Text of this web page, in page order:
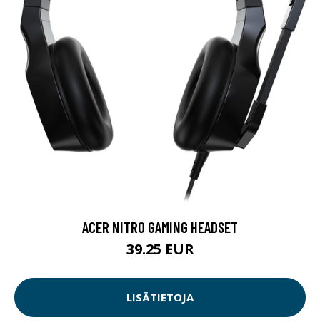
ACER NITRO GAMING HEADSET
39.25 EUR
LISÄTIETOJA